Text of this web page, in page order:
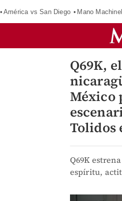
América vs San Diego Mano
Q69K,
México
Tolidos
Q69K
espíritu,